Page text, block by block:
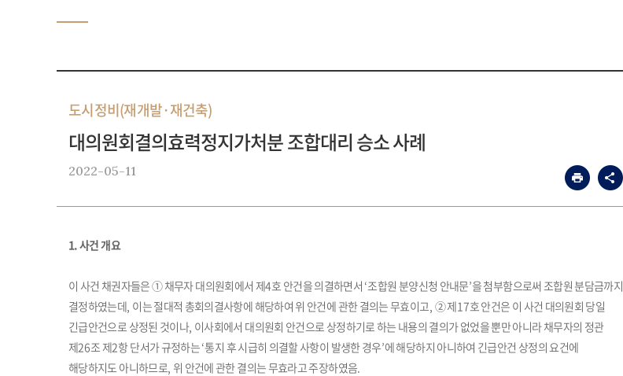
도시정비(재개발·재건축)
대의원회결의효력정지가처분 조합대리 승소 사례
2022-05-11
1. 사건 개요
이 사건 채권자들은①채무자 대의원회에서 제4호 안건을 의결하면서 ‘조합원 분양신청 안내문’을 첨부함으로써 조합원 분담금까지
결정하였는데, 이는 절대적 총회의결사항에 해당하여 위 안건에 관한 결의는 무효이고, ②제17호 안건은 이 사건 대의원회 당일
긴급안건으로 상정된 것이나, 이사회에서 대의원회 안건으로 상정하기로 하는 내용의 결의가 없었을 뿐만 아니라 채무자의 정관
제26조 제2항 단서가 규정하는‘통지 후 시급히 의결할 사항이 발생한 경우’에 해당하지 아니하여 긴급안건 상정의 요건에
해당하지도 아니하므로, 위 안건에 관한 결의는 무효라고 주장하였음.